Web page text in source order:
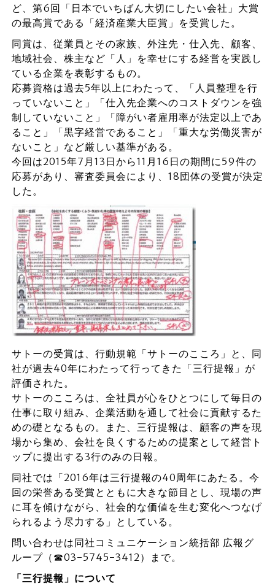
ど、第6回「日本でいちばん大切にしたい会社」大賞
の最高賞である「経済産業大臣賞」を受賞した。
同賞は、従業員とその家族、外注先・仕入先、顧客、
地域社会、株主など「人」を幸せにする経営を実践し
ている企業を表彰するもの。
応募資格は過去5年以上にわたって、「人員整理を行
っていないこと」「仕入先企業へのコストダウンを強
制していないこと」「障がい者雇用率が法定以上であ
ること」「黒字経営であること」「重大な労働災害が
ないこと」など厳しい基準がある。
今回は2015年7月13日から11月16日の期間に59件の
応募があり、審査委員会により、18団体の受賞が決定
した。
サトーの受賞は、行動規範「サトーのこころ」と、同
社が過去40年にわたって行ってきた「三行提報」が
評価された。
サトーのこころは、全社員が心をひとつにして毎日の
仕事に取り組み、企業活動を通して社会に貢献するた
めの礎となるもの。また、三行提報は、顧客の声を現
場から集め、会社を良くするための提案として経営ト
ップに提出する3行のみの日報。
同社では「2016年は三行提報の40周年にあたる。今
回の栄誉ある受賞とともに大きな節目とし、現場の声
に耳を傾けながら、社会的な価値を生む変化へつなげ
られるよう尽力する」としている。
問い合わせは同社コミュニケーション統括部 広報グ
ループ（☎03-5745-3412）まで。
「三行提報」について